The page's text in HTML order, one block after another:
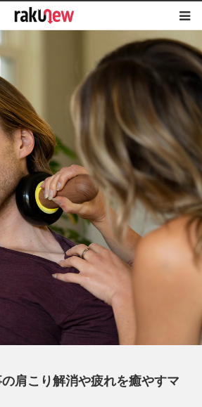
の肩こり解消や疲れを癒やすマ